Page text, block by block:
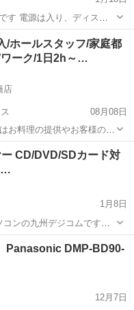
す 電源は入り、ディスク
していません。 ご理解いた
ます 付属品は電源コードの
コーダー SHARP
/ホールスタッフ/家庭都
ーク/1日2h～…
店
08月08日
お料理の提供やお客様のご
い場業務などもお願いしま
力するため、 注文ミスの心
CD/DVD/SDカード対
1月8日
ンの九州デジコムです。
Blu-Ray/SDカード/...
ヤー、レコーダー
DMP-BD90-
12月7日